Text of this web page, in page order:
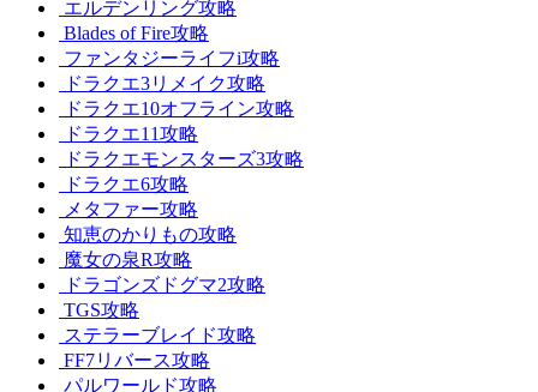
エルデンリング攻略
Blades of Fire攻略
ファンタジーライフi攻略
ドラクエ3リメイク攻略
ドラクエ10オフライン攻略
ドラクエ11攻略
ドラクエモンスターズ3攻略
ドラクエ6攻略
メタファー攻略
知恵のかりもの攻略
魔女の泉R攻略
ドラゴンズドグマ2攻略
TGS攻略
ステラーブレイド攻略
FF7リバース攻略
パルワールド攻略